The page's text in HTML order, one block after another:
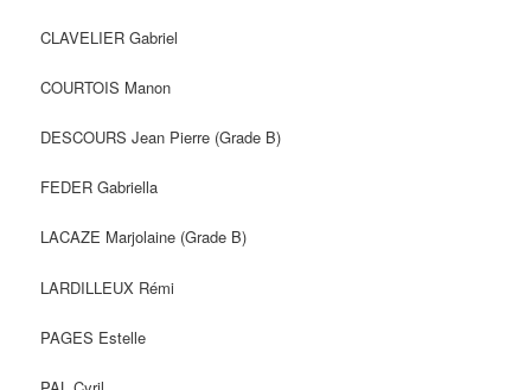
CLAVELIER Gabriel
COURTOIS Manon
DESCOURS Jean Pierre (Grade B)
FEDER Gabriella
LACAZE Marjolaine (Grade B)
LARDILLEUX Rémi
PAGES Estelle